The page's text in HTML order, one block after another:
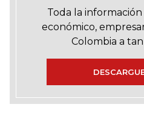
Toda la
económico,
Colombia a